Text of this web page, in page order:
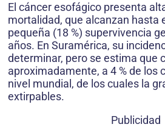
El cáncer esofágico presenta
mortalidad, que alcanzan hasta
pequeña (18 %) supervivencia
años. En Suramérica, su
determinar, pero se estima que
aproximadamente, a 4 % de los
nivel mundial, de los cuales la
extirpables.
Publicidad